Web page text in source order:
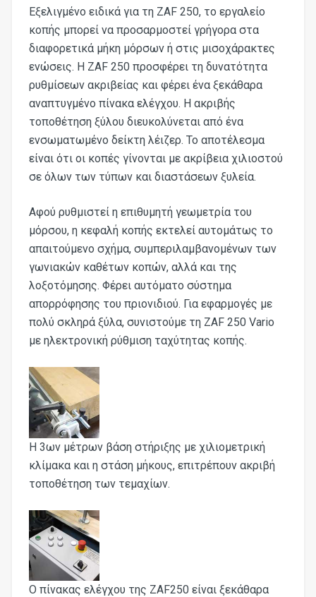
Εξελιγμένο ειδικά για τη ZAF 250, το εργαλείο
κοπής μπορεί να προσαρμοστεί γρήγορα στα
διαφορετικά μήκη μόρσων ή στις μισοχάρακτες
ενώσεις. Η ΖΑF 250 προσφέρει τη δυνατότητα
ρυθμίσεων ακριβείας και φέρει ένα ξεκάθαρα
αναπτυγμένο πίνακα ελέγχου. Η ακριβής
τοποθέτηση ξύλου διευκολύνεται από ένα
ενσωματωμένο δείκτη λέιζερ. Το αποτέλεσμα
είναι ότι οι κοπές γίνονται με ακρίβεια χιλιοστού
σε όλων των τύπων και διαστάσεων ξυλεία.
Αφού ρυθμιστεί η επιθυμητή γεωμετρία του
μόρσου, η κεφαλή κοπής εκτελεί αυτομάτως το
απαιτούμενο σχήμα, συμπεριλαμβανομένων των
γωνιακών καθέτων κοπών, αλλά και της
λοξοτόμησης. Φέρει αυτόματο σύστημα
απορρόφησης του πριονιδιού. Για εφαρμογές με
πολύ σκληρά ξύλα, συνιστούμε τη ZAF 250 Vario
με ηλεκτρονική ρύθμιση ταχύτητας κοπής.
Η 3ων μέτρων βάση στήριξης με χιλιομετρική
κλίμακα και η στάση μήκους, επιτρέπουν ακριβή
τοποθέτηση των τεμαχίων.
Ο πίνακας ελέγχου της ZAF250 είναι ξεκάθαρα